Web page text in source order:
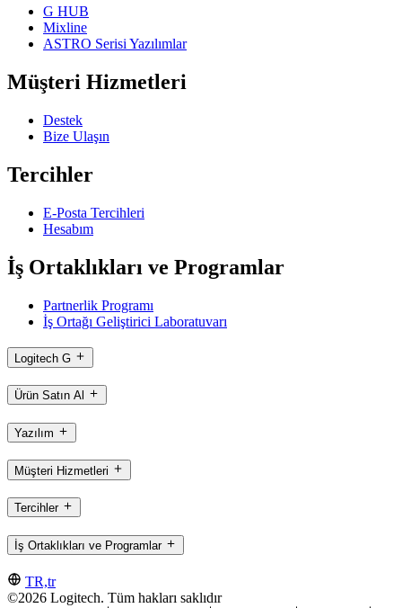
G HUB
Mixline
ASTRO Serisi Yazılımlar
Müşteri Hizmetleri
Destek
Bize Ulaşın
Tercihler
E-Posta Tercihleri
Hesabım
İş Ortaklıkları ve Programlar
Partnerlik Programı
İş Ortağı Geliştirici Laboratuvarı
Logitech G
Ürün Satın Al
Yazılım
Müşteri Hizmetleri
Tercihler
İş Ortaklıkları ve Programlar
TR,tr
©2026 Logitech. Tüm hakları saklıdır